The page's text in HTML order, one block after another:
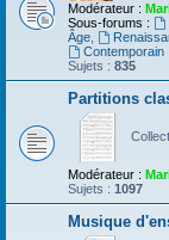
Modérateur :
Sous-forums :
Âge
Contemporain
Sujets : 835
Partitions
Modérateur :
Sujets : 1097
Musique